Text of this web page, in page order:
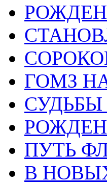
ГОМЗ
ПУТЬ
В